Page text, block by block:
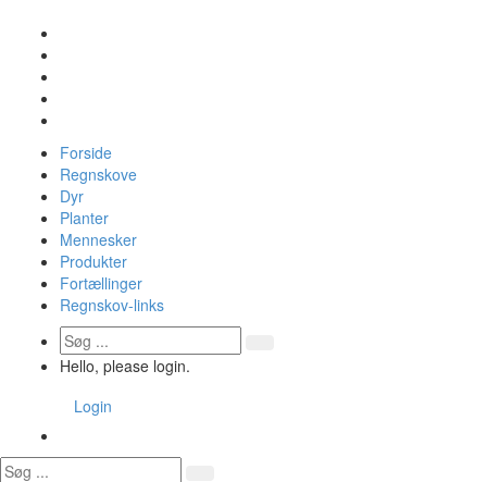
Forside
Regnskove
Dyr
Planter
Mennesker
Produkter
Fortællinger
Regnskov-links
Hello, please login.
Login